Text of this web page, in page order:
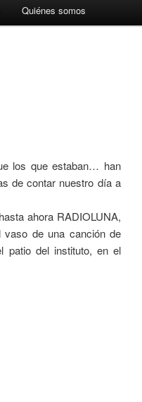
Quiénes somos
los que estaban… han
de contar nuestro día a
ahora RADIOLUNA,
vaso de una canción de
patio del instituto, en el